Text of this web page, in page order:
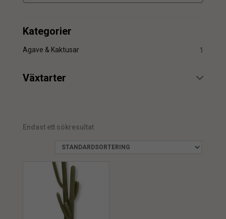
Kategorier
Agave & Kaktusar 1
Växtarter
Endast ett sökresultat